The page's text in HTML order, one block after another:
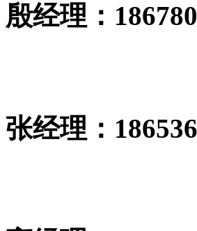
殷经理：
张经理：